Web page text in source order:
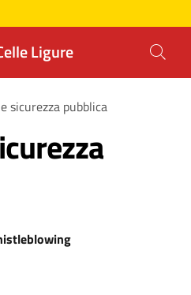
Ligure
sicurezza pubblica